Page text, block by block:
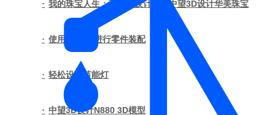
· 我的珠宝人生：西班牙设计师用中望3D设计华美珠宝
· 使用中望3D进行零件装配
· 轻松设计节能灯
· 中望3D设计N880 3D模型